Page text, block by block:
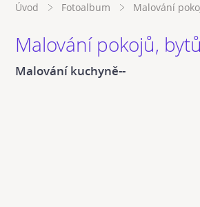
Úvod Fotoalbum Malování
Malování pokojů,
Malování kuchyně--